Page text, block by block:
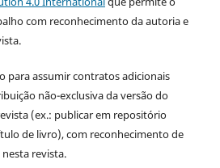
com reconhecimento da autoria e
para assumir contratos adicionais
não-exclusiva da versão do
(ex.: publicar em repositório
de livro), com reconhecimento de
revista.